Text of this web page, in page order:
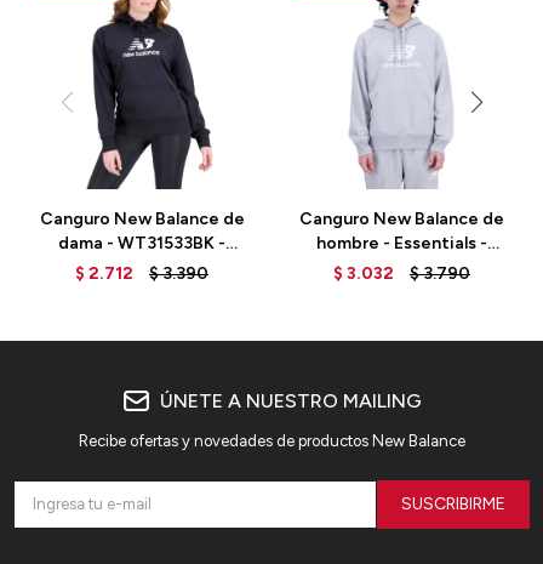
Canguro New Balance de
dama - WT31533BK -
BLACK
$ 2.712 $3.390
Canguro New Balance de
hombre - Essentials -
MT31537AG - GREY
$ 3.032 $3.790
ÚNETE A NUESTRO MAILING
Recibe ofertas y novedades de productos New Balance
SUSCRIBIRME